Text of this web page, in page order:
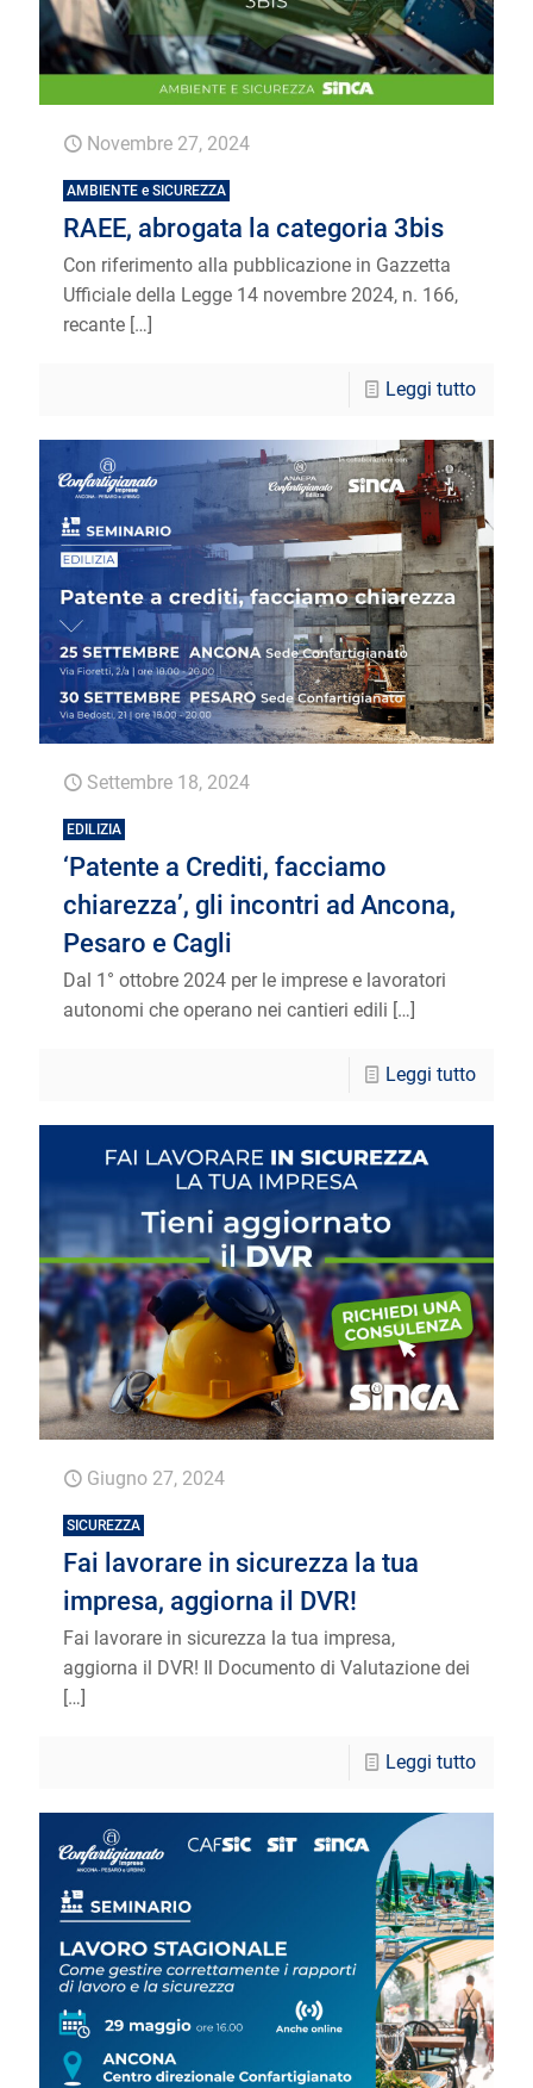
Novembre 27, 2024
AMBIENTE e SICUREZZA
RAEE, abrogata la categoria 3bis
Con riferimento alla pubblicazione in Gazzetta
Ufficiale della Legge 14 novembre 2024, n. 166,
recante […]
Leggi tutto
Settembre 18, 2024
EDILIZIA
‘Patente a Crediti, facciamo
chiarezza’, gli incontri ad Ancona,
Pesaro e Cagli
Dal 1° ottobre 2024 per le imprese e lavoratori
autonomi che operano nei cantieri edili […]
Leggi tutto
Giugno 27, 2024
SICUREZZA
Fai lavorare in sicurezza la tua
impresa, aggiorna il DVR!
Fai lavorare in sicurezza la tua impresa,
aggiorna il DVR! Il Documento di Valutazione dei
[…]
Leggi tutto